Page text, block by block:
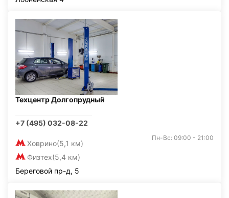
Техцентр Долгопрудный
+7 (495) 032-08-22
Ховрино(5,1 км)
Физтех(5,4 км)
Пн-Вс: 09:00 - 21:00
Береговой пр-д, 5